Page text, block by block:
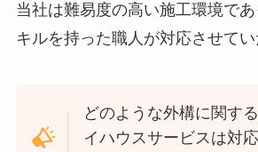
当社は難易度の高い施工環境で
キルを持った職人が対応させてい
どのような外構に関す
イハウスサービスは対